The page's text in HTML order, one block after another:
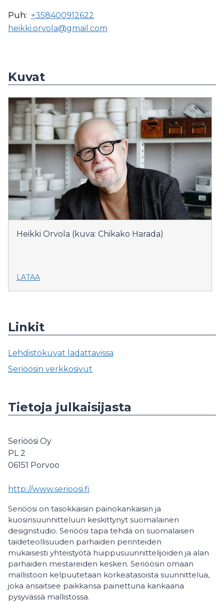
Puh: +358400912622
heikki.orvola@gmail.com
Kuvat
Heikki Orvola (kuva: Chikako Harada)
LATAA
Linkit
Lehdistökuvat ladattavissa
Seriöösin verkkosivut
Tietoja julkaisijasta
Seriöösi Oy
PL 2
06151 Porvoo
http://www.serioosi.fi
Seriöösi on tasokkaisiin painokankaisiin ja
kuosinsuunnitteluun keskittynyt suomalainen
designstudio. Seriöösi tapa tehdä on suomalaisen
taideteollisuuden parhaiden perinteiden
mukaisesti yhteistyötä huippusuunnittelijoiden ja alan
parhaiden mestareiden kesken. Seriöösin omaan
mallistoon kelpuutetaan korkeatasoista suunnittelua,
joka ansaitsee paikkansa painettuna kankaana
pysyvässä mallistossa.